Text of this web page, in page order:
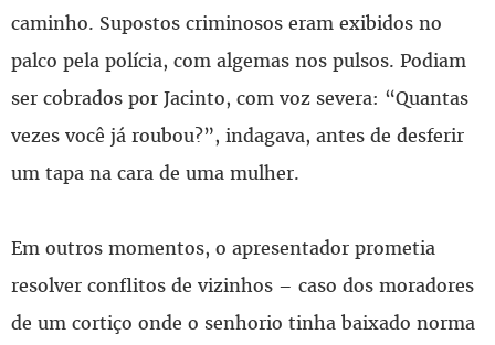
caminho. Supostos criminosos eram exibidos no
palco pela polícia, com algemas nos pulsos. Podiam
ser cobrados por Jacinto, com voz severa: “Quantas
vezes você já roubou?”, indagava, antes de desferir
um tapa na cara de uma mulher.
Em outros momentos, o apresentador prometia
resolver conflitos de vizinhos – caso dos moradores
de um cortiço onde o senhorio tinha baixado norma